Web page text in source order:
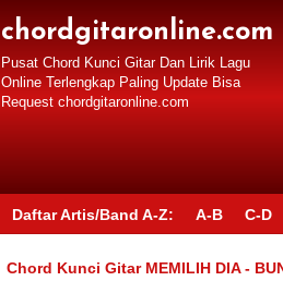
chordgitaronline.com
Pusat Chord Kunci Gitar Dan Lirik Lagu
Online Terlengkap Paling Update Bisa
Request chordgitaronline.com
Daftar Artis/Band A-Z: A-B C-D
Chord Kunci Gitar MEMILIH DIA -